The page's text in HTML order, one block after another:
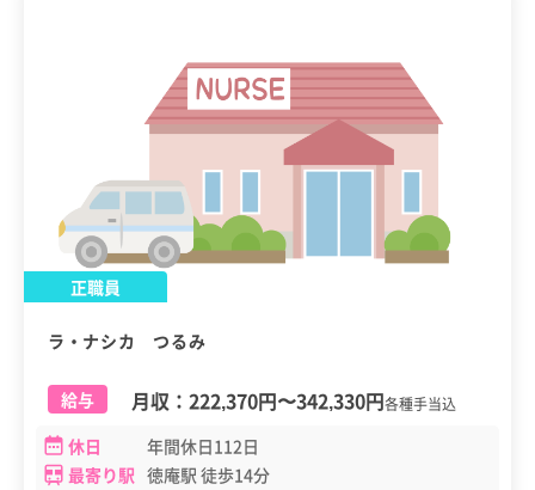
正職員
ラ・ナシカ つるみ
給与 月収： 222,370円〜342,330円各種手当込
休日
年間休日112日
最寄り駅 徳庵駅 徒歩14分